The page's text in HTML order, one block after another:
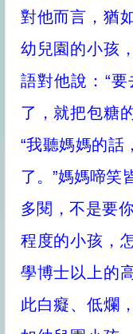
對他而言，猶
幼兒園的小孩
語對他說：“
了，就把包糖
“我聽媽媽的話
了。”媽媽啼笑
多閱，不是要
程度的小孩，
學博士以上的
此白癡、低爛